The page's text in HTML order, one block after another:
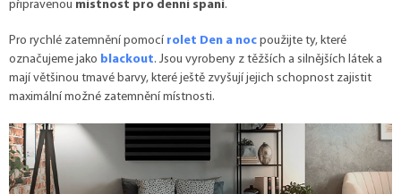
připravenou místnost pro denní spaní.
Pro rychlé zatemnění pomocí rolet Den a noc použijte ty, které
označujeme jako blackout. Jsou vyrobeny z těžších a silnějších látek a
mají většinou tmavé barvy, které ještě zvyšují jejich schopnost zajistit
maximální možné zatemnění místnosti.